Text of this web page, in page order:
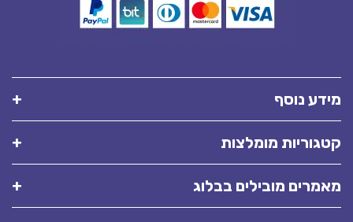
מידע נוסף
קטגוריות מומלצות
מאמרים מובילים בבלוג